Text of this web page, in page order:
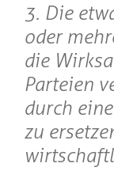
3. Die
oder
die
Parteien
durch
zu